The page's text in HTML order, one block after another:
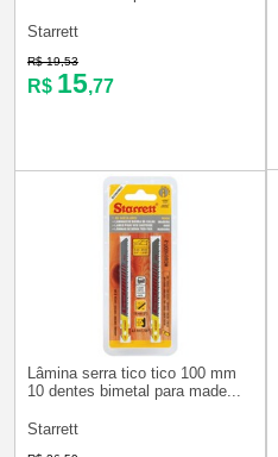
Starrett
R$ 19,53
R$ 15,77
Lâmina serra tico tico 100 mm
10 dentes bimetal para made...
Starrett